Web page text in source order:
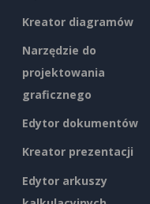
Kreator diagramów
Narzędzie do
projektowania
graficznego
Edytor dokumentów
Kreator prezentacji
Edytor arkuszy